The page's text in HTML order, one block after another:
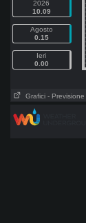
2026
10.09
Agosto
0.15
Ieri
0.00
Grafici - Previsione